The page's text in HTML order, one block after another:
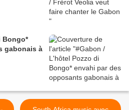
Bongo*
gabonais à